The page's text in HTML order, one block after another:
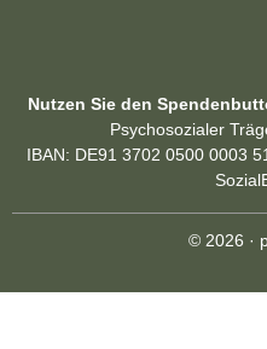
Nutzen Sie den
Psychosozialer
IBAN: DE91 3702 0500 0003
© 2026 ·